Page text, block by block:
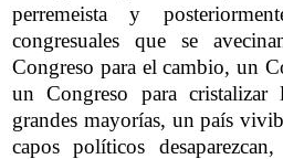
perremeista y
congresuales que se
Congreso para el cambio, un
un Congreso para cristalizar
grandes mayorías, un país
capos políticos